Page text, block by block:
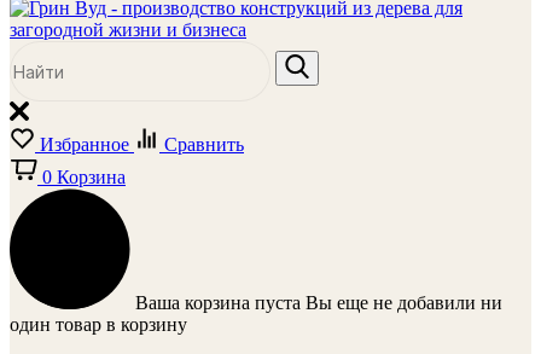
Избранное
Сравнить
0 Корзина
Ваша корзина пуста Вы еще не добавили ни
один товар в корзину